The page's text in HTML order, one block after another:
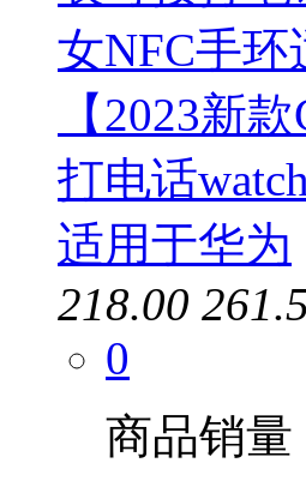
【2023新
打电话
适用于华为
218.00
0
商品销量